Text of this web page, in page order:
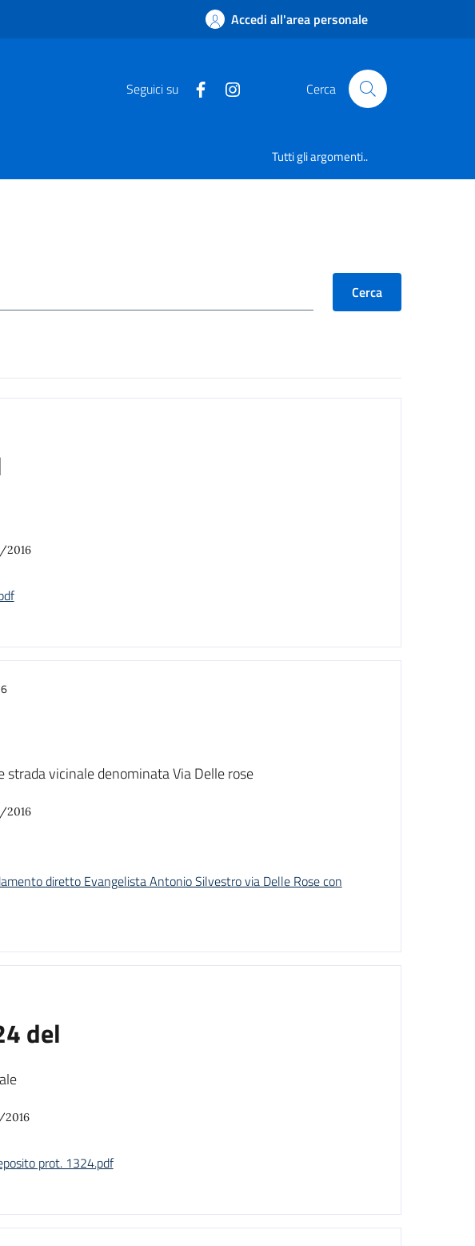
Accedi all'area personale
Seguici su Cerca
Tutti gli argomenti..
Cerca
vicinale denominata Via Delle rose
diretto Evangelista Antonio Silvestro via Delle Rose con
del
prot. 1324.pdf